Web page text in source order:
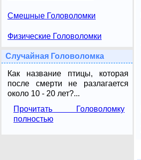
Смешные Головоломки
Физические Головоломки
Случайная Головоломка
Как название птицы, которая
после смерти не разлагается
около 10 - 20 лет?...
Прочитать Головоломку
полностью